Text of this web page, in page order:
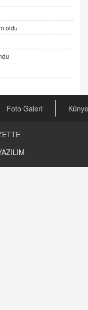
Açmadan Önce
oldu
Foto Galeri Künye